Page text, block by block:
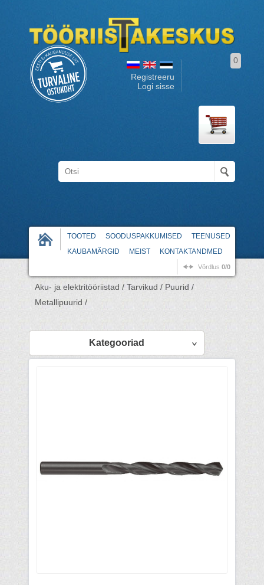
Registreeru
Logi sisse
0
TOOTED SOODUSPAKKUMISED
TEENUSED
KAUBAMÄRGID
MEIST KONTAKTANDMED
Võrdlus 0/0
Aku- ja elektritööriistad / Tarvikud / Puurid /
Metallipuurid /
Kategooriad